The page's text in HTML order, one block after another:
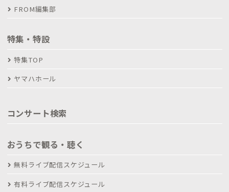
FROM編集部
特集・特設
特集TOP
ヤマハホール
コンサート検索
おうちで観る・聴く
無料ライブ配信スケジュール
有料ライブ配信スケジュール